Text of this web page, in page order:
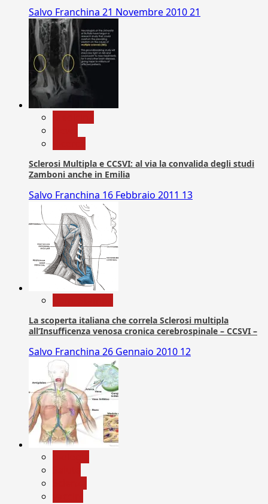
Salvo Franchina 21 Novembre 201021
Sclerosi Multipla e CCSVI: al via la convalida degli studi
Zamboni anche in Emilia
Salvo Franchina 16 Febbraio 2011 13
La scoperta italiana che correla Sclerosi multipla
all’Insufficenza venosa cronica cerebrospinale – CCSVI –
Salvo Franchina 26 Gennaio 2010 12